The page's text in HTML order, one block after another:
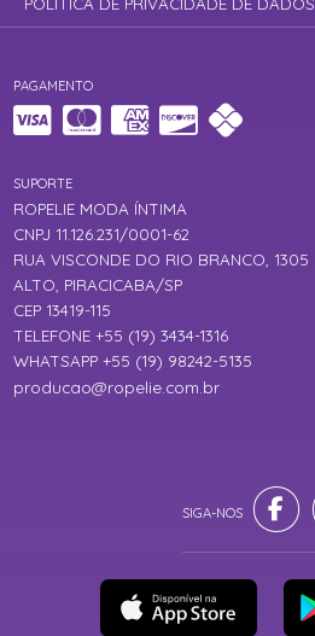
PAGAMENTO
SUPORTE
ROPELIE MODA ÍNTIMA
CNPJ 11.126.231/0001-62
RUA VISCONDE DO RIO BRANCO, 1305
ALTO, PIRACICABA/SP
CEP 13419-115
TELEFONE +55 (19) 3434-1316
WHATSAPP +55 (19) 98242-5135
producao@ropelie.com.br
POLÍTICA DE PRIVACIDADE DE DADOS